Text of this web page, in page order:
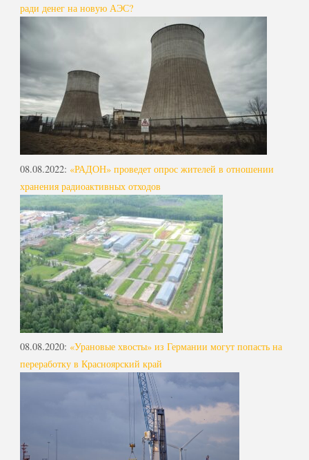
ради денег на новую АЭС?
08.08.2022: «РАДОН» проведет опрос жителей в отношении
хранения радиоактивных отходов
08.08.2020: «Урановые хвосты» из Германии могут попасть на
переработку в Красноярский край